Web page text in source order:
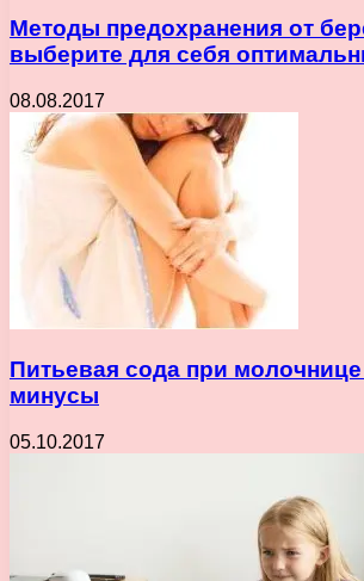
Методы предохранения от
выберите для себя
08.08.2017
Питьевая сода при
минусы
05.10.2017